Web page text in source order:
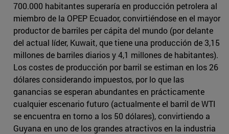
700.000 habitantes superaría en producción petrolera al
miembro de la OPEP Ecuador, convirtiéndose en el mayor
productor de barriles per cápita del mundo (por delante
del actual líder, Kuwait, que tiene una producción de 3,15
millones de barriles diarios y 4,1 millones de habitantes).
Los costes de producción por barril se estiman en los 26
dólares considerando impuestos, por lo que las
ganancias se esperan abundantes en prácticamente
cualquier escenario futuro (actualmente el barril de WTI
se encuentra en torno a los 50 dólares), convirtiendo a
Guyana en uno de los grandes atractivos en la industria